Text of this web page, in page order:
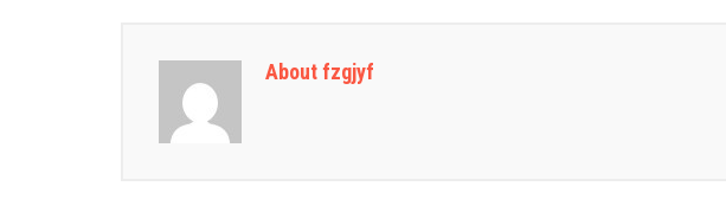
About fzgjyf